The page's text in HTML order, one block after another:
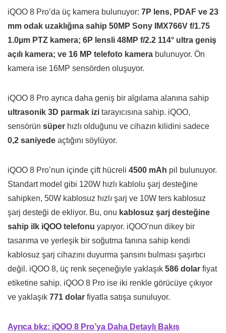
iQOO 8 Pro’da üç kamera bulunuyor: 7P lens, PDAF ve 23
mm odak uzaklığına sahip 50MP Sony IMX766V f/1.75
1.0µm PTZ kamera; 6P lensli 48MP f/2.2 114° ultra geniş
açılı kamera; ve 16 MP telefoto kamera bulunuyor. Ön
kamera ise 16MP sensörden oluşuyor.
iQOO 8 Pro ayrıca daha geniş bir algılama alanına sahip
ultrasonik 3D parmak izi tarayıcısına sahip. iQOO,
sensörün süper hızlı olduğunu ve cihazın kilidini sadece
0,2 saniyede açtığını söylüyor.
iQOO 8 Pro’nun içinde çift hücreli 4500 mAh pil bulunuyor.
Standart model gibi 120W hızlı kablolu şarj desteğine
sahipken, 50W kablosuz hızlı şarj ve 10W ters kablosuz
şarj desteği de ekliyor. Bu, onu kablosuz şarj desteğine
sahip ilk iQOO telefonu yapıyor. iQOO’nun dikey bir
tasarıma ve yerleşik bir soğutma fanına sahip kendi
kablosuz şarj cihazını duyurma şansını bulması şaşırtıcı
değil. iQOO 8, üç renk seçeneğiyle yaklaşık 586 dolar fiyat
etiketine sahip. iQOO 8 Pro ise iki renkle görücüye çıkıyor
ve yaklaşık 771 dolar fiyatla satışa sunuluyor.
Ayrıca bkz: iQOO 8 Pro’ya Daha Detaylı Bakış